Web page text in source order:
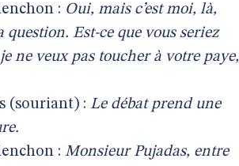
: Oui, mais c’est moi, là,
question. Est-ce que vous seriez
ne veux pas toucher à votre paye,
(souriant) : Le débat prend une
: Monsieur Pujadas, entre